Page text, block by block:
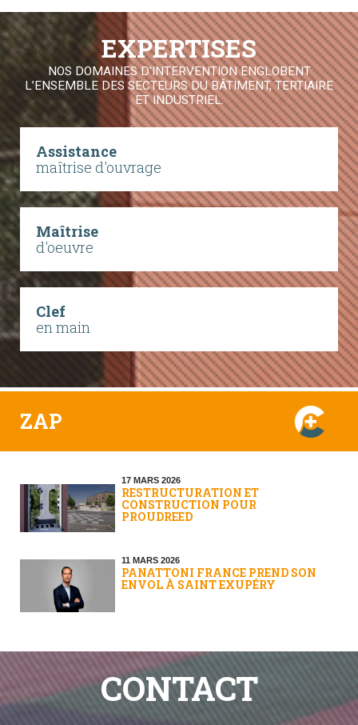
EXPERTISES
NOS DOMAINES D'INTERVENTION ENGLOBENT
L’ENSEMBLE DES SECTEURS DU BÂTIMENT, TERTIAIRE
ET INDUSTRIEL.
Assistance
maîtrise d'ouvrage
Maîtrise
d'oeuvre
Clef
en main
ZAP
17 MARS 2026
RESTRUCTURATION ET
CONSTRUCTION POUR
PROUDREED
11 MARS 2026
PANATTONI FRANCE PREND SON
ENVOL À SAINT EXUPÉRY
CONTACT